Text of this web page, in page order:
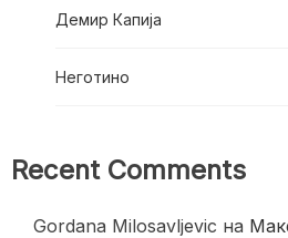
Демир Капија
Неготино
Recent Comments
Gordana Milosavljevic на